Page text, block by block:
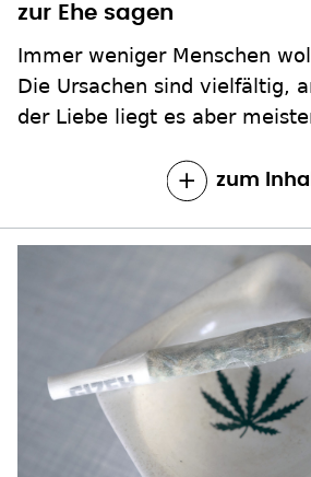
zur Ehe sagen
Immer weniger Menschen
Die Ursachen sind vielfältig,
der Liebe liegt es aber
zum